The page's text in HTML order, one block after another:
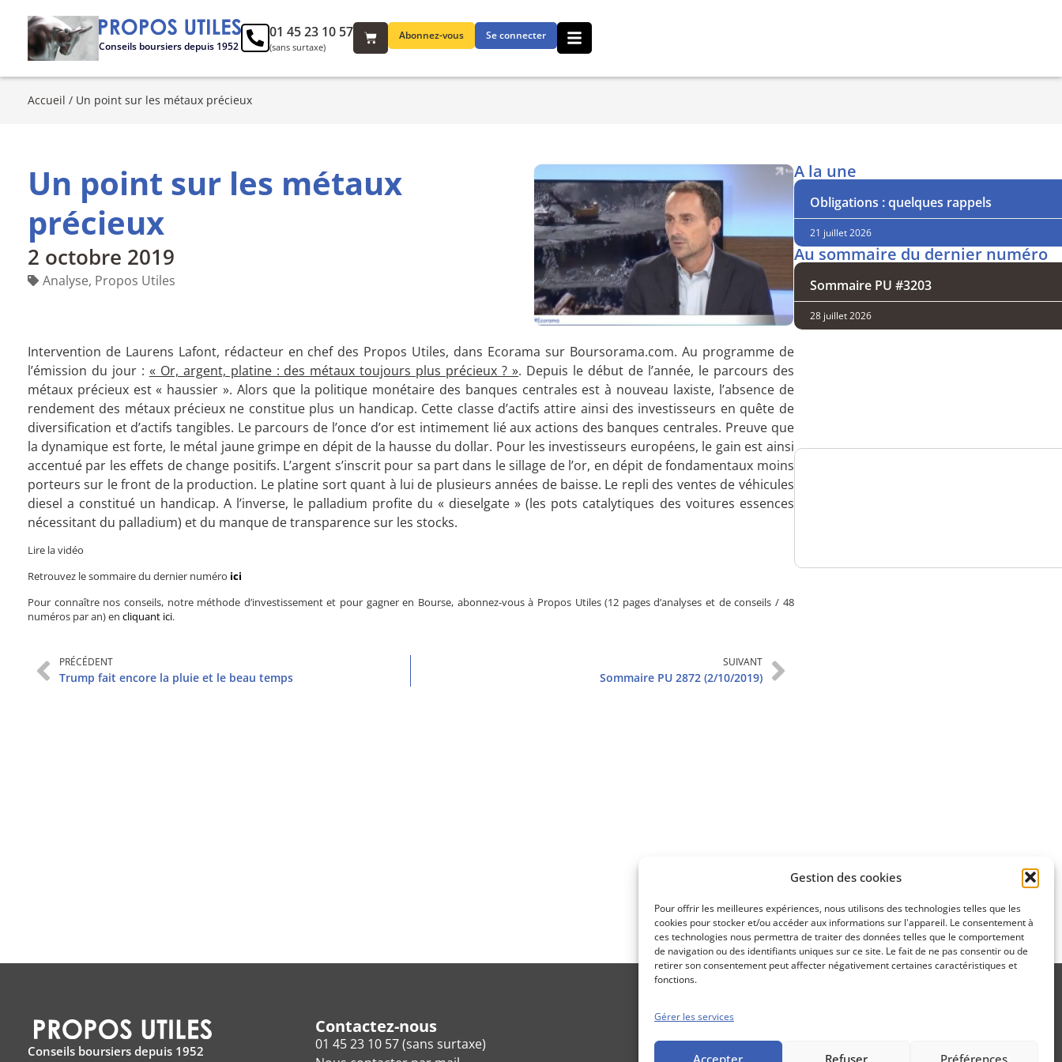
Gestion des cookies
Pour offrir les meilleures expériences, nous utilisons des technologies telles que les
cookies pour stocker et/ou accéder aux informations sur l'appareil. Le consentement à
ces technologies nous permettra de traiter des données telles que le comportement
de navigation ou des identifiants uniques sur ce site. Le fait de ne pas consentir ou de
retirer son consentement peut affecter négativement certaines caractéristiques et
fonctions.
Gérer les services
Accepter Refuser Préférences
Conseils boursiers depuis 1952
Abonnez-vous Se connecter
01 45 23 10 57
(sans surtaxe)
Accueil / Un point sur les métaux précieux
Un point sur les métaux
précieux
2 octobre 2019
Analyse, Propos Utiles
Intervention de Laurens Lafont, rédacteur en chef des Propos Utiles, dans Ecorama sur Boursorama.com. Au programme de
l’émission du jour : « Or, argent, platine : des métaux toujours plus précieux ? ». Depuis le début de l’année, le parcours des
métaux précieux est « haussier ». Alors que la politique monétaire des banques centrales est à nouveau laxiste, l’absence de
rendement des métaux précieux ne constitue plus un handicap. Cette classe d’actifs attire ainsi des investisseurs en quête de
diversification et d’actifs tangibles. Le parcours de l’once d’or est intimement lié aux actions des banques centrales. Preuve que
la dynamique est forte, le métal jaune grimpe en dépit de la hausse du dollar. Pour les investisseurs européens, le gain est ainsi
accentué par les effets de change positifs. L’argent s’inscrit pour sa part dans le sillage de l’or, en dépit de fondamentaux moins
porteurs sur le front de la production. Le platine sort quant à lui de plusieurs années de baisse. Le repli des ventes de véhicules
diesel a constitué un handicap. A l’inverse, le palladium profite du « dieselgate » (les pots catalytiques des voitures essences
nécessitant du palladium) et du manque de transparence sur les stocks.
Lire la vidéo
Retrouvez le sommaire du dernier numéro ici
Pour connaître nos conseils, notre méthode d’investissement et pour gagner en Bourse, abonnez-vous à Propos Utiles (12 pages d’analyses et de conseils / 48
numéros par an) en cliquant ici.
PRÉCÉDENT
Trump fait encore la pluie et le beau temps
SUIVANT
Sommaire PU 2872 (2/10/2019)
A la une
Obligations : quelques rappels
21 juillet 2026
Au sommaire du dernier numéro
Sommaire PU #3203
28 juillet 2026
notre méthode d'investissement
Conseils boursiers depuis 1952
Contactez-nous
01 45 23 10 57 (sans surtaxe)
Propos Utiles est une publication